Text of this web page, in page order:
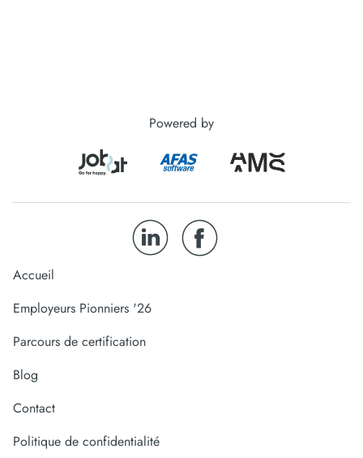
Powered by
Accueil
Employeurs Pionniers '26
Parcours de certification
Blog
Contact
Politique de confidentialité